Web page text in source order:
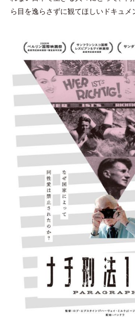
ら目を逸らさずに観てほしいドキュメ